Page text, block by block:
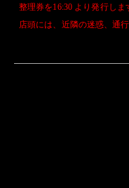
整理券を16:30 より発行しま
店頭には、近隣の迷惑、通